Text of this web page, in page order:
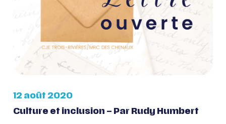
12 août 2020
Culture et inclusion – Par Rudy Humbert